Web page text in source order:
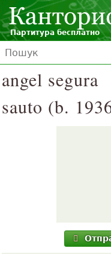
Партитура бесплатно
angel segura
sauto (b.